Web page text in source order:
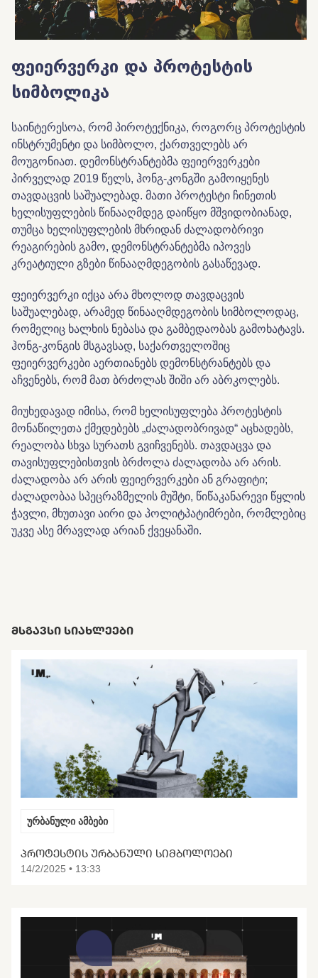
ფეიერვერკი და პროტესტის
სიმბოლიკა
საინტერესოა, რომ პიროტექნიკა, როგორც პროტესტის
ინსტრუმენტი და სიმბოლო, ქართველებს არ
მოუგონიათ. დემონსტრანტებმა ფეიერვერკები
პირველად 2019 წელს, ჰონგ-კონგში გამოიყენეს
თავდაცვის საშუალებად. მათი პროტესტი ჩინეთის
ხელისუფლების წინააღმდეგ დაიწყო მშვიდობიანად,
თუმცა ხელისუფლების მხრიდან ძალადობრივი
რეაგირების გამო, დემონსტრანტებმა იპოვეს
კრეატიული გზები წინააღმდეგობის გასაწევად.
ფეიერვერკი იქცა არა მხოლოდ თავდაცვის
საშუალებად, არამედ წინააღმდეგობის სიმბოლოდაც,
რომელიც ხალხის ნებასა და გამბედაობას გამოხატავს.
ჰონგ-კონგის მსგავსად, საქართველოშიც
ფეიერვერკები აერთიანებს დემონსტრანტებს და
აჩვენებს, რომ მათ ბრძოლას შიში არ აბრკოლებს.
მიუხედავად იმისა, რომ ხელისუფლება პროტესტის
მონაწილეთა ქმედებებს „ძალადობრივად“ აცხადებს,
რეალობა სხვა სურათს გვიჩვენებს. თავდაცვა და
თავისუფლებისთვის ბრძოლა ძალადობა არ არის.
ძალადობა არ არის ფეიერვერკები ან გრაფიტი;
ძალადობაა სპეცრაზმელის მუშტი, წიწაკანარევი წყლის
ჭავლი, მხუთავი აირი და პოლიტპატიმრები, რომლებიც
უკვე ასე მრავლად არიან ქვეყანაში.
ᲛᲡᲒᲐᲕᲡᲘ ᲡᲘᲐᲮᲚᲔᲔᲑᲘ
ურბანული ამბები
ᲞᲠᲝᲢᲔᲡᲢᲘᲡ ᲣᲠᲑᲐᲜᲣᲚᲘ ᲡᲘᲛᲑᲝᲚᲝᲔᲑᲘ
14/2/2025 • 13:33